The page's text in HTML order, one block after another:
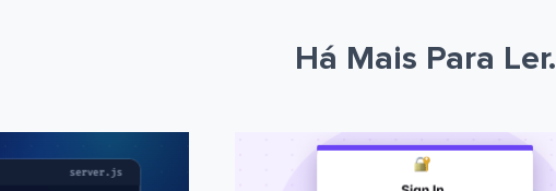
Há Mais Para Ler.